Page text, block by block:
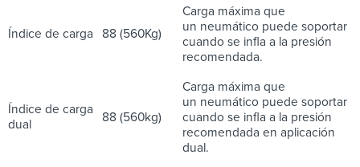
Índice de carga 88 (560Kg)
Carga máxima que
un neumático puede soportar
cuando se infla a la presión
recomendada.
Índice de carga
dual
88 (560kg)
Carga máxima que
un neumático puede soportar
cuando se infla a la presión
recomendada en aplicación
dual.